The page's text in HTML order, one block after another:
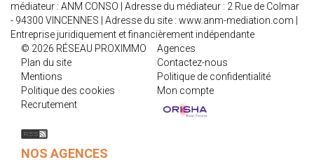
médiateur : ANM CONSO | Adresse du médiateur : 2 Rue de Colmar
- 94300 VINCENNES | Adresse du site : www.anm-mediation.com
Entreprise juridiquement et financièrement indépendante
© 2026 RÉSEAU PROXIMMO
Agences
Plan du site
Contactez-nous
Mentions
Politique de confidentialité
Politique des cookies
Mon compte
Recrutement
NOS AGENCES